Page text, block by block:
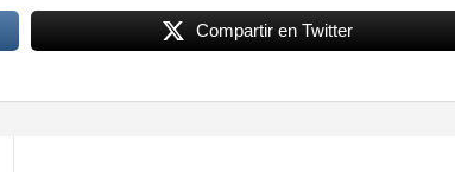
Compartir en Twitter